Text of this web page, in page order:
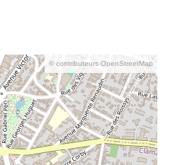
© contributeurs OpenStreetMap